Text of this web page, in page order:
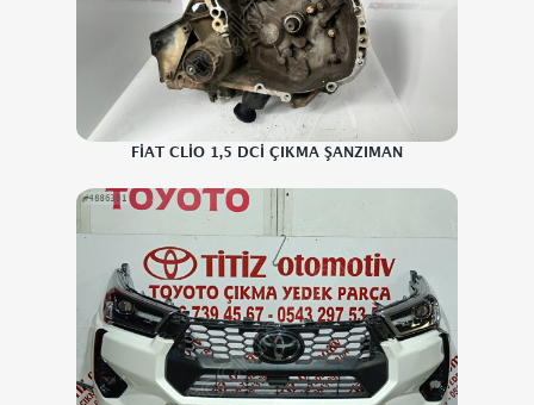
FİAT CLİO 1,5 DCİ ÇIKMA ŞANZIMAN